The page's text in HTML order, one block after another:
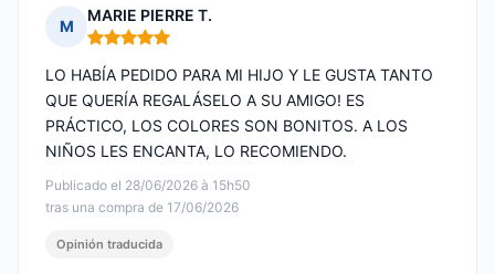
M
MARIE PIERRE T.
Nota: 5 de 5
Publicado el 28/06/2026 à 15h50
tras una compra de 17/06/2026
LO HABÍA PEDIDO PARA MI HIJO Y LE GUSTA TANTO
QUE QUERÍA REGALÁSELO A SU AMIGO! ES
PRÁCTICO, LOS COLORES SON BONITOS. A LOS
NIÑOS LES ENCANTA, LO RECOMIENDO.
Opinión traducida